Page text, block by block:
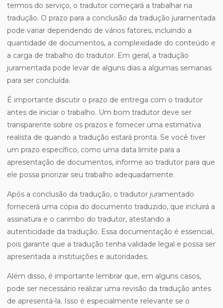
termos do serviço, o tradutor começará a trabalhar na
tradução. O prazo para a conclusão da tradução juramentada
pode variar dependendo de vários fatores, incluindo a
quantidade de documentos, a complexidade do conteúdo e
a carga de trabalho do tradutor. Em geral, a tradução
juramentada pode levar de alguns dias a algumas semanas
para ser concluída.
É importante discutir o prazo de entrega com o tradutor
antes de iniciar o trabalho. Um bom tradutor deve ser
transparente sobre os prazos e fornecer uma estimativa
realista de quando a tradução estará pronta. Se você tiver
um prazo específico, como uma data limite para a
apresentação de documentos, informe ao tradutor para que
ele possa priorizar seu trabalho adequadamente.
Após a conclusão da tradução, o tradutor juramentado
fornecerá uma cópia do documento traduzido, que incluirá a
assinatura e o carimbo do tradutor, atestando a
autenticidade da tradução. Essa documentação é essencial,
pois garante que a tradução tenha validade legal e possa ser
apresentada a instituições e autoridades.
Além disso, é importante lembrar que, em alguns casos,
pode ser necessário realizar uma revisão da tradução antes
de apresentá-la. Isso é especialmente relevante se o